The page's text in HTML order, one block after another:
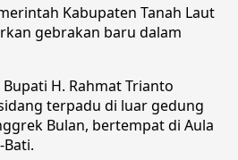
Kabupaten Tanah Laut
gebrakan baru dalam
Bupati H. Rahmat Trianto
terpadu di luar gedung
Bulan, bertempat di Aula